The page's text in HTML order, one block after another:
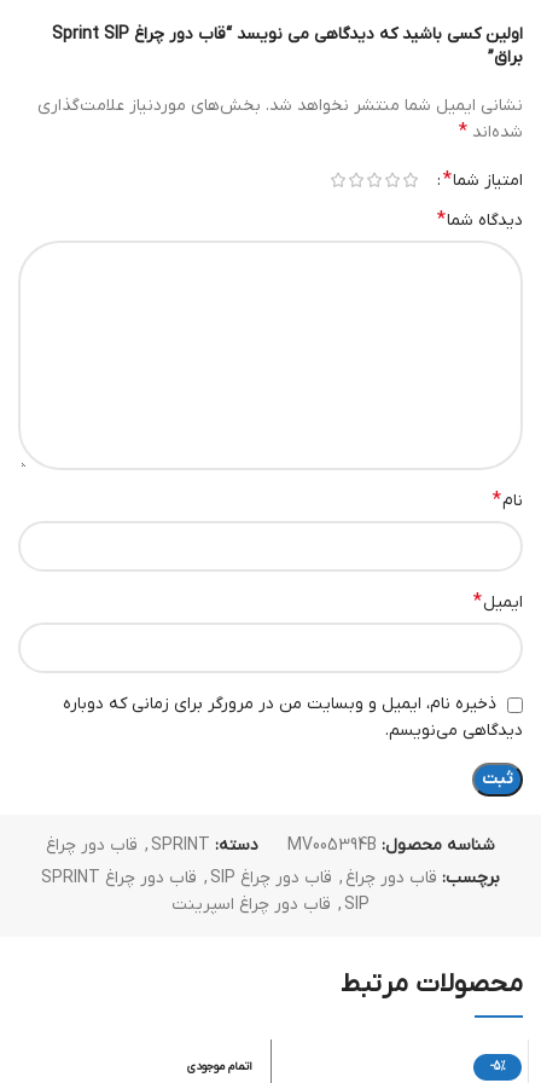
اولین کسی باشید که دیدگاهی می نویسد “قاب دور چراغ Sprint SIP
براق”
نشانی ایمیل شما منتشر نخواهد شد. بخش‌های موردنیاز علامت‌گذاری
شده‌اند *
امتیاز شما*
دیدگاه شما*
نام*
ایمیل*
ذخیره نام، ایمیل و وبسایت من در مرورگر برای زمانی که دوباره
دیدگاهی می‌نویسم.
شناسه محصول: MV005394B دسته: SPRINT
, قاب دور چراغ
برچسب: قاب دور چراغ , قاب دور چراغ SIP ,
قاب دور چراغ SPRINT
SIP
, قاب دور چراغ اسپرینت
محصولات مرتبط
-5% اتمام موجودی